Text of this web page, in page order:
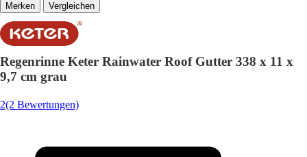
Vergleichen
Regenrinne Keter Rainwater Roof Gutter 338 x 11 x
9,7 cm grau
2(2 Bewertungen)